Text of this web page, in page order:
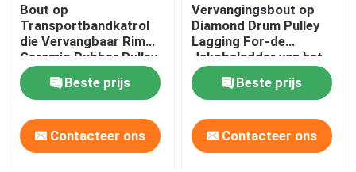
Bout op
Transportbandkatrol
die Vervangbaar Rim
Ceramic Rubber Pulley
Lagging achterblijven
Beste prijs
Contacteer ons
Vervangingsbout op
Diamond Drum Pulley
Lagging For-de
Jakobsladder van het
Ovenvoer
Beste prijs
Contacteer ons